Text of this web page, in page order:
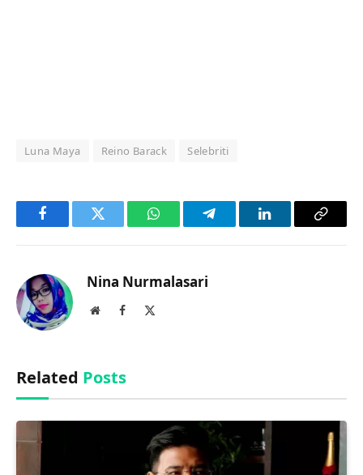
Luna Maya Reino Barack Selebriti
FacebookTwitter WhatsAppTelegramLinkedInCopy
Nina Nurmalasari
WebsiteFacebook
Related Posts